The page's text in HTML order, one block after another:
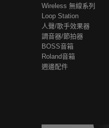
Wireless 無線系列
Loop Station
人聲/歌手效果器
調音器/節拍器
BOSS音箱
Roland音箱
週邊配件